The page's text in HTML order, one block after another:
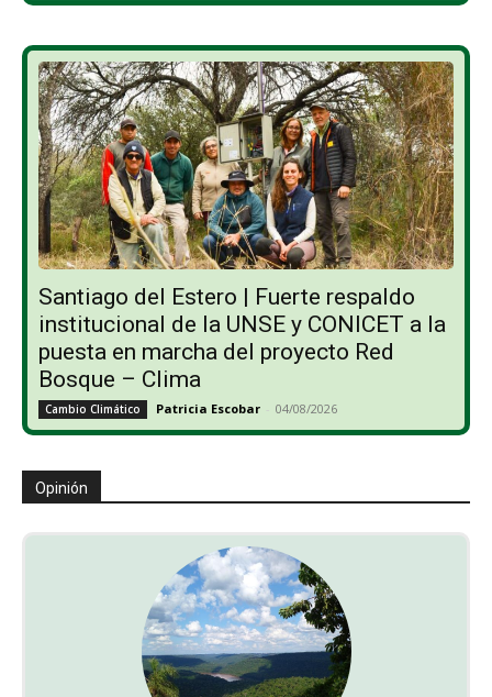
Santiago del Estero | Fuerte respaldo
institucional de la UNSE y CONICET a la
puesta en marcha del proyecto Red
Bosque – Clima
Cambio Climático Patricia Escobar - 04/08/2026
Opinión